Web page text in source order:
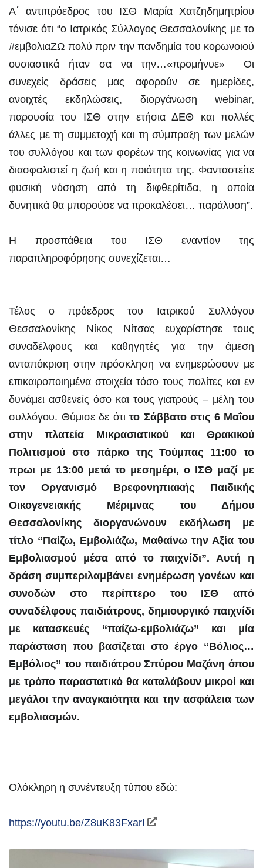
Α΄ αντιπρόεδρος του ΙΣΘ Μαρία Χατζηδημητρίου
τόνισε ότι “ο Ιατρικός Σύλλογος Θεσσαλονίκης με το
#εμβολιαΖΩ πολύ πριν την πανδημία του κορωνοιού
ουσιαστικά ήταν σα να την…«προμήνυε» Οι
συνεχείς δράσεις μας αφορούν σε ημερίδες,
ανοιχτές εκδηλώσεις, διοργάνωση webinar,
παρουσία του ΙΣΘ στην ετήσια ΔΕΘ και πολλές
άλλες με τη συμμετοχή και τη σύμπραξη των μελών
του συλλόγου και των φορέων της κοινωνίας για να
διασφαλιστεί η ζωή και η ποιότητα της. Φανταστείτε
φυσική νόσηση από τη διφθερίτιδα, η οποία
δυνητικά θα μπορούσε να προκαλέσει… παράλυση”.
Η προσπάθεια του ΙΣΘ εναντίον της
παραπληροφόρησης συνεχίζεται…
Τέλος ο πρόεδρος του Ιατρικού Συλλόγου
Θεσσαλονίκης Νίκος Νίτσας ευχαρίστησε τους
συναδέλφους και καθηγητές για την άμεση
ανταπόκριση στην πρόσκληση να ενημερώσουν με
επικαιροποιημένα στοιχεία τόσο τους πολίτες και εν
δυνάμει ασθενείς όσο και τους γιατρούς – μέλη του
συλλόγου. Θύμισε δε ότι το Σάββατο στις 6 Μαΐου
στην πλατεία Μικρασιατικού και Θρακικού
Πολιτισμού στο πάρκο της Τούμπας 11:00 το
πρωι με 13:00 μετά το μεσημέρι, ο ΙΣΘ μαζί με
τον Οργανισμό Βρεφονηπιακής Παιδικής
Οικογενειακής Μέριμνας του Δήμου
Θεσσαλονίκης διοργανώνουν εκδήλωση με
τίτλο “Παίζω, Εμβολιάζω, Μαθαίνω την Αξία του
Εμβολιασμού μέσα από το παιχνίδι”. Αυτή η
δράση συμπεριλαμβάνει ενημέρωση γονέων και
συνοδών στο περίπτερο του ΙΣΘ από
συναδέλφους παιδιάτρους, δημιουργικό παιχνίδι
με κατασκευές “παίζω-εμβολιάζω” και μία
παράσταση που βασίζεται στο έργο “Βόλιος…
Εμβόλιος” του παιδιάτρου Σπύρου Μαζάνη όπου
με τρόπο παραστατικό θα καταλάβουν μικροί και
μεγάλοι την αναγκαιότητα και την ασφάλεια των
εμβολιασμών.
Ολόκληρη η συνέντευξη τύπου εδώ:
https://youtu.be/Z8uK83FxarI